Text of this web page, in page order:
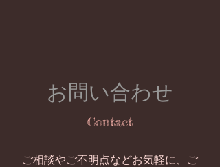
お問い合わせ
Contact
​ご相談やご不明点などお気軽に、ご